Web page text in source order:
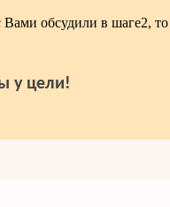
обсудили в шаге2, то
у цели!